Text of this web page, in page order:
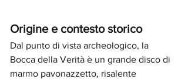
Origine e contesto storico
Dal punto di vista archeologico, la
Bocca della Verità è un grande disco di
marmo pavonazzetto, risalente